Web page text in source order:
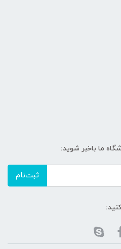
ما باخبر شوید:
ثبت‌نام